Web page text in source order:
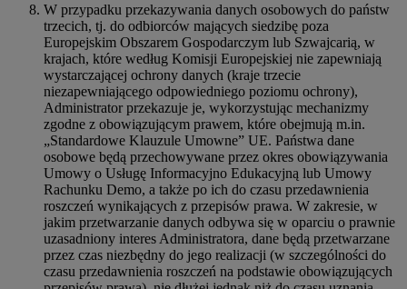
W przypadku przekazywania danych osobowych do państw
trzecich, tj. do odbiorców mających siedzibę poza
Europejskim Obszarem Gospodarczym lub Szwajcarią, w
krajach, które według Komisji Europejskiej nie zapewniają
wystarczającej ochrony danych (kraje trzecie
niezapewniającego odpowiedniego poziomu ochrony),
Administrator przekazuje je, wykorzystując mechanizmy
zgodne z obowiązującym prawem, które obejmują m.in.
„Standardowe Klauzule Umowne” UE. Państwa dane
osobowe będą przechowywane przez okres obowiązywania
Umowy o Usługę Informacyjno Edukacyjną lub Umowy
Rachunku Demo, a także po ich do czasu przedawnienia
roszczeń wynikających z przepisów prawa. W zakresie, w
jakim przetwarzanie danych odbywa się w oparciu o prawnie
uzasadniony interes Administratora, dane będą przetwarzane
przez czas niezbędny do jego realizacji (w szczególności do
czasu przedawnienia roszczeń na podstawie obowiązujących